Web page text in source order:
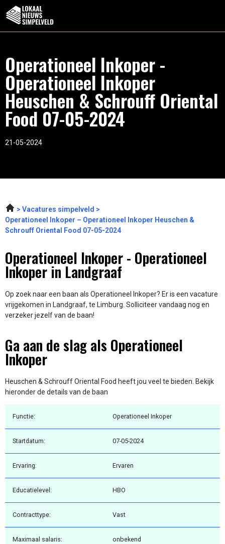
Operationeel Inkoper -
Operationeel Inkoper
Heuschen & Schrouff Oriental
Food 07-05-2024
21-05-2024
Vacatures simpelveld
Operationeel Inkoper – Operationeel Inkoper Heuschen &
Schrouff Oriental Food 07-05-2024
Operationeel Inkoper - Operationeel
Inkoper in Landgraaf
Op zoek naar een baan als Operationeel Inkoper? Er is een vacature
vrijgekomen in Landgraaf, te Limburg. Solliciteer vandaag nog en
verzeker jezelf van de baan!
Ga aan de slag als Operationeel
Inkoper
Heuschen & Schrouff Oriental Food heeft jou veel te bieden. Bekijk
hieronder de details van de baan
Functie: Operationeel Inkoper
Startdatum: 07-05-2024
Ervaring: Ervaren
Educatielevel: HBO
Contracttype: Vast
Maximaal salaris: onbekend